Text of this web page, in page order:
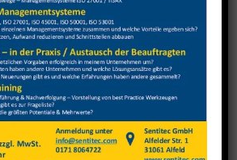
Current Status
NOT ENROLLED